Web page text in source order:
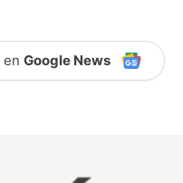
en Google News